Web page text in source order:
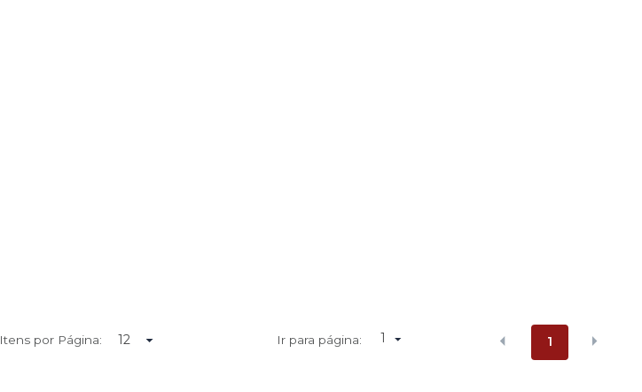
Itens por Página: Ir para página: 1 1